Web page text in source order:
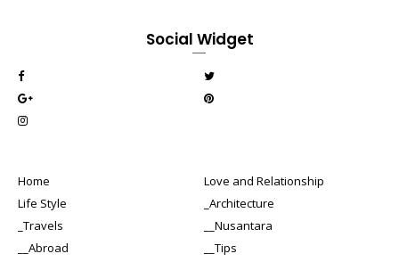
Social Widget
Home
Love and Relationship
Life Style
_Architecture
_Travels
__Nusantara
__Abroad
__Tips